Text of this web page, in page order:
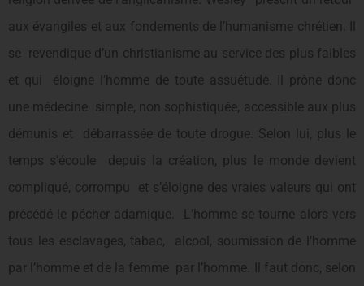
aux évangiles et aux fondements de l’humanisme chrétien. Il
se revendique d’un christianisme au service des plus faibles
et qui éloigne l’homme de toute assuétude. Il prône donc
une médecine simple, non sophistiquée, accessible aux plus
démunis et débarrassée de toute drogue. Selon lui, plus le
temps s’écoule depuis la création, plus le monde devient
compliqué, corrompu et s’éloigne des vraies valeurs qui ont
précédé le pécher adamique. L’homme se tourne alors vers
tous les esclavages, tabac, alcool, soumission de l’homme
par l’homme et de la femme par l’homme. Il faut donc, selon